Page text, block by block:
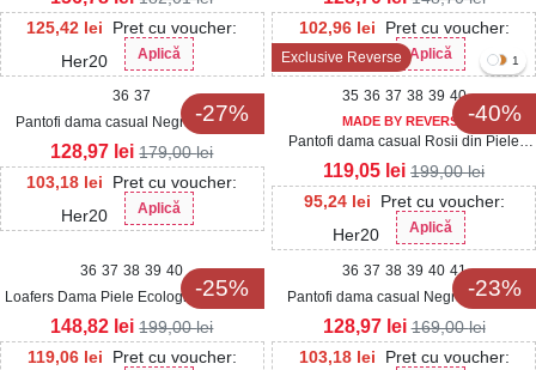
125,42 lei
Pret cu voucher:
Her20
Aplică
102,96 lei
Pret cu voucher:
Her20
Aplică
-27%
36 37
Pantofi dama casual Negri din Piele
Ecologica Lacuita Maizey
103,18 lei
Pret cu voucher:
Her20
Aplică
128,97 lei 179,00lei
Exclusive Reverse
-40%
1
35 36 37 38 39 40
MADE BY REVERSE
Pantofi dama casual Rosii din Piele
Ecologica Lacuita Penny
95,24 lei
Pret cu voucher:
Her20
Aplică
119,05 lei 199,00lei
-25%
36 37 38 39 40
Loafers Dama Piele Ecologica Intoarsa
Negri Katya
119,06 lei Pret cu voucher:
148,82 lei 199,00lei
-23%
36 37 38 39 40 41
Pantofi dama casual Negri din Piele
Ecologica Kamela
103,18 lei Pret cu voucher:
128,97 lei 169,00lei